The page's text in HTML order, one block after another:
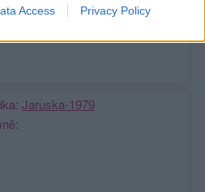
Access Privacy Policy
Jaruska-1979